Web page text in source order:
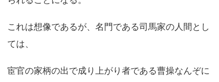
これは想像であるが、名門である司馬家の人間とし
ては、
宦官の家柄の出で成り上がり者である曹操なんぞに